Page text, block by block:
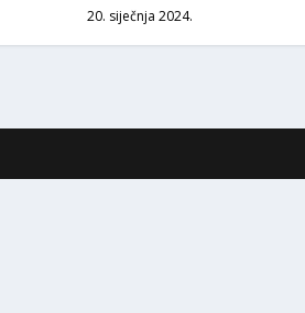
20. siječnja 2024.